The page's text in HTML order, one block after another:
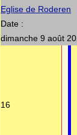
Eglise de Roderen
Date :
dimanche 9 août
16